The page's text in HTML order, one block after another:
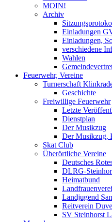
MOIN!
Archiv
Einladungen
Einladungen,
verschiedene
Wahlen
Feuerwehr, Vereine
Turnerschaft
Geschichte
Freiwillige Feuerwehr
Letzte
Dienstplan
Der Musikzug
Der Musikzug,
Skat Club
Überörtliche Vereine
Deutsches
DLRG-
Heimatbund
Landjugend
Reitverein
SV Steinhorst